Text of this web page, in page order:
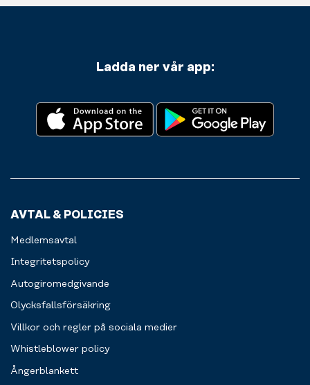
Ladda ner vår app:
AVTAL & POLICIES
Medlemsavtal
Integritetspolicy
Autogiromedgivande
Olycksfallsförsäkring
Villkor och regler på sociala medier
Whistleblower policy
Ångerblankett